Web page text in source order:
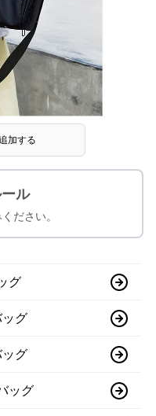
加する
ル
ださい。
グ
ッグ
ッグ
ッグ